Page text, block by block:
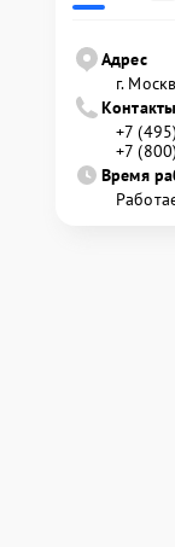
Адрес
г.
Контакты
+7
+7
Время